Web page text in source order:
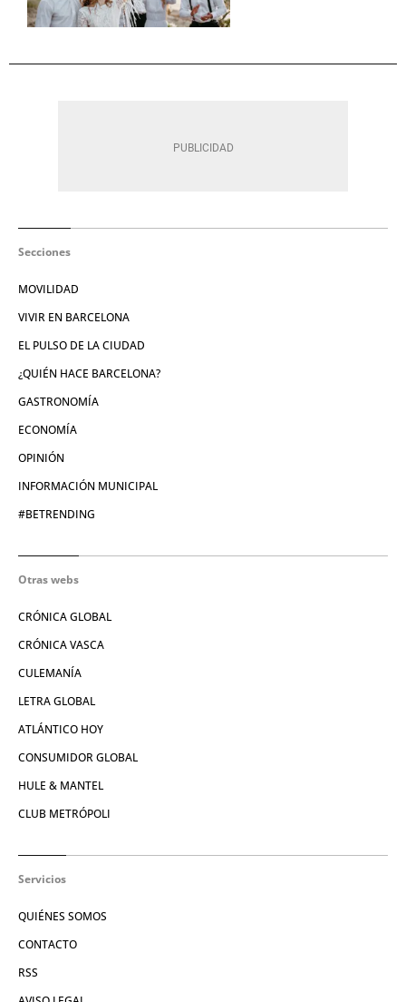
Secciones
MOVILIDAD
VIVIR EN BARCELONA
EL PULSO DE LA CIUDAD
¿QUIÉN HACE BARCELONA?
GASTRONOMÍA
ECONOMÍA
OPINIÓN
INFORMACIÓN MUNICIPAL
#BETRENDING
Otras webs
CRÓNICA GLOBAL
CRÓNICA VASCA
CULEMANÍA
LETRA GLOBAL
ATLÁNTICO HOY
CONSUMIDOR GLOBAL
HULE & MANTEL
CLUB METRÓPOLI
Servicios
QUIÉNES SOMOS
CONTACTO
RSS